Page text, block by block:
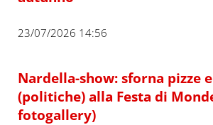
23/07/2026 14:56
Nardella-show: sforna pizze
(politiche) alla Festa di
fotogallery)